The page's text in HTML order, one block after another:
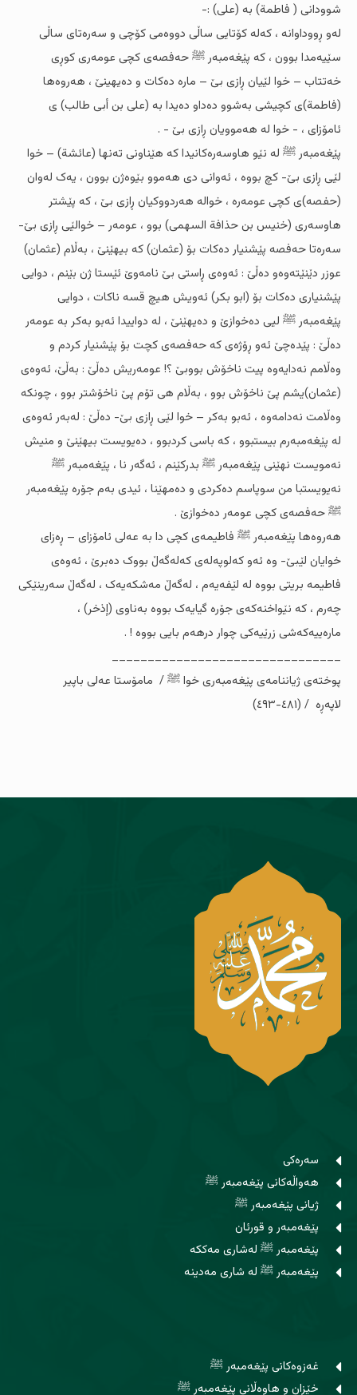
شوودانى ( فاطمة) بە (على) :-
لەو ڕووداوانە ، کەلە کۆتایی ساڵى دووەمى کۆچى و سەرەتاى ساڵى
سێیەمدا بوون ، کە پێغەمبەر ﷺ حەفصەى کچى عومەرى کوڕى
خەتتاب – خوا لێیان ڕازى بێ – مارە دەکات و دەیهینێ ، هەروەها
(فاطمة)ى کچیشى بەشوو دەداو دەیدا بە (على بن أبی طالب) ى
ئامۆزاى ، - خوا لە هەموویان ڕازى بێ - .
پێغەمبەر ﷺ لە نێو هاوسەرەکانیدا کە هێناونى تەنها (عائشة) – خوا
لێی ڕازى بێ- کچ بووە ، ئەوانى دى هەموو بێوەژن بوون ، یەک لەوان
(حفصە)ى کچى عومەرە ، خوالە هەردووکیان ڕازى بێ ، کە پێشتر
هاوسەرى (خنیس بن حذافة السهمی) بوو ، عومەر – خوالێی ڕازى بێ-
سەرەتا حەفصە پێشنیار دەکات بۆ (عثمان) کە بیهێنێ ، بەڵام (عثمان)
عوزر دێنێتەوەو دەڵێ : ئەوەى ڕاستى بێ نامەوێ ئێستا ژن بێنم ، دوایی
پێشنیارى دەکات بۆ (ابو بکر) ئەویش هیچ قسە ناکات ، دوایی
پێغەمبەر ﷺ لیی دەخوازێ و دەیهێنێ ، لە دواییدا ئەبو بەکر بە عومەر
دەڵێ : پێدەچێ ئەو ڕۆژەى کە حەفصەى کچت بۆ پێشنیار کردم و
وەڵامم نەدایەوە پیت ناخۆش بووبێ ؟! عومەریش دەڵێ : بەڵێ، ئەوەى
(عثمان)یشم پێ ناخۆش بوو ، بەڵام هی تۆم پێ ناخۆشتر بوو ، چونکە
وەڵامت نەدامەوە ، ئەبو بەکر – خوا لێی ڕازى بێ- دەڵێ : لەبەر ئەوەى
لە پێغەمبەرم بیستبوو ، کە باسى کردبوو ، دەیویست بیهێنێ و منیش
نەمویست نهێنى پێغەمبەر ﷺ بدرکێنم ، ئەگەر نا ، پێغەمبەر ﷺ
نەیویستبا من سوپاسم دەکردى و دەمهێنا ، ئیدى بەم جۆرە پێغەمبەر
ﷺ حەفصەى کچى عومەر دەخوازێ .
هەروەها پێغەمبەر ﷺ فاطیمەى کچى دا بە عەلى ئامۆزاى – ڕەزاى
خوایان لێبێ- وە ئەو کەلوپەلەى کەلەگەڵ بووک دەبرێ ، ئەوەى
فاطیمە بریتی بووە لە لێفەیەم ، لەگەڵ مەشکەیەک ، لەگەڵ سەرینێکى
چەرم ، کە نێواخنەکەى جۆرە گیایەک بووە بەناوى (إذخر) ،
مارەییەکەشى زرێیەکى چوار درهەم بایی بووە ! .
________________________________
پوختەى ژیاننامەى پێغەمبەرى خوا ﷺ / مامۆستا عەلى باپیر
لاپەڕە / (٤٨١-٤٩٣)
سەرەکی
هەواڵەکانی پێغەمبەر ﷺ
ژیانی پێغەمبەر ﷺ
پێغەمبەر و قورئان
پێغەمبەر ﷺ لەشاری مەککە
پێغەمبەر ﷺ لە شاری مەدینە
غەزوەکانی پێغەمبەر ﷺ
خێزان و هاوه‌ڵانی پێغەمبەر ﷺ